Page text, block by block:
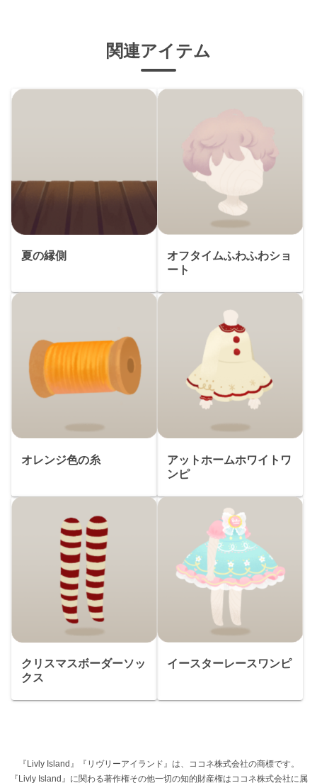
関連アイテム
夏の縁側
オフタイムふわふわショ
ート
オレンジ色の糸
アットホームホワイトワ
ンピ
クリスマスボーダーソッ
クス
イースターレースワンピ
『Livly Island』『リヴリーアイランド』は、ココネ株式会社の商標です。
『Livly Island』に関わる著作権その他一切の知的財産権はココネ株式会社に属